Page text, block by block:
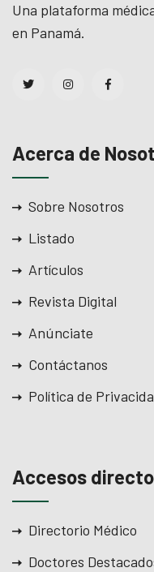
Una plataforma
en Panamá.
Acerca de
Sobre Nosotros
Listado
Artículos
Revista Digital
Anúnciate
Contáctanos
Política de
Accesos
Directorio Médico
Doctores